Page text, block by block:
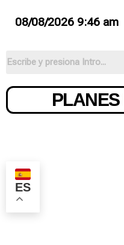
08/08/2026 9:46 am
PLANES
ES